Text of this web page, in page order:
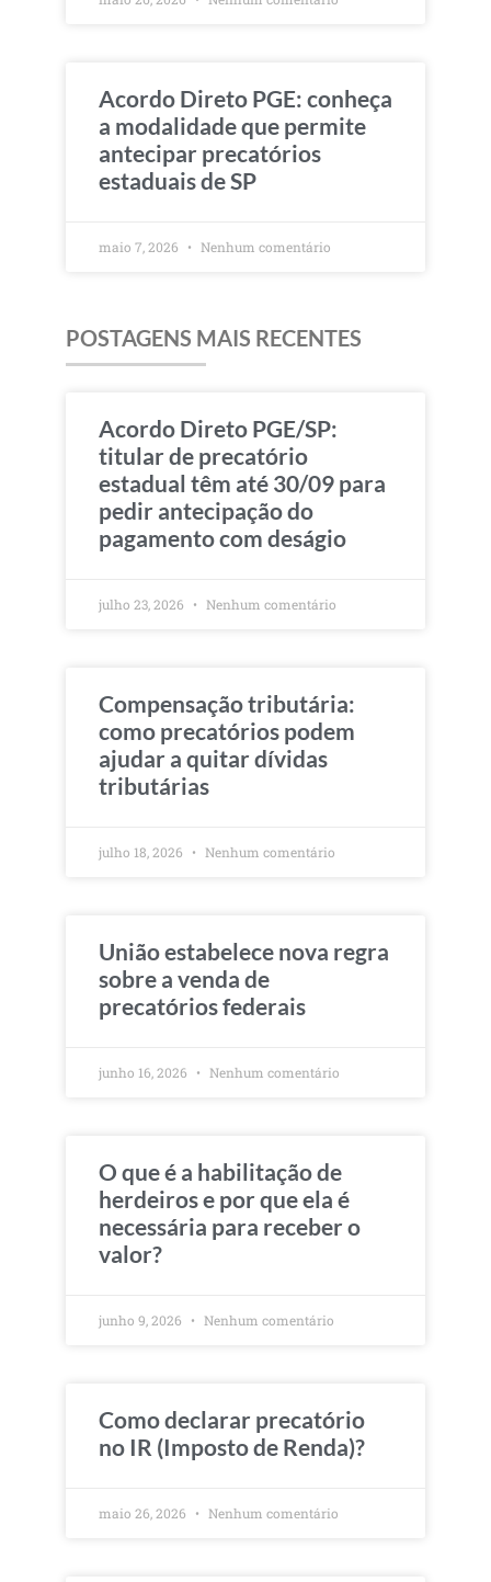
Acordo Direto PGE: conheça
a modalidade que permite
antecipar precatórios
estaduais de SP
maio 7, 2026 Nenhum comentário
POSTAGENS MAIS RECENTES
Acordo Direto PGE/SP:
titular de precatório
estadual têm até 30/09 para
pedir antecipação do
pagamento com deságio
julho 23, 2026 Nenhum comentário
Compensação tributária:
como precatórios podem
ajudar a quitar dívidas
tributárias
julho 18, 2026 Nenhum comentário
União estabelece nova regra
sobre a venda de
precatórios federais
junho 16, 2026 Nenhum comentário
O que é a habilitação de
herdeiros e por que ela é
necessária para receber o
valor?
junho 9, 2026 Nenhum comentário
Como declarar precatório
no IR (Imposto de Renda)?
maio 26, 2026 Nenhum comentário